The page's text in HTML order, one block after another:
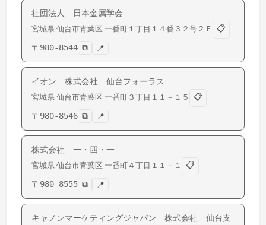
社団法人 日本金属学会
宮城県 仙台市青葉区 一番町 １丁目１４番３２号２Ｆ
📋
〒 980-8544 ⧉ 📍
イオン 株式会社 仙台フォーラス
宮城県 仙台市青葉区 一番町 ３丁目１１－１５
📋
〒 980-8546 ⧉ 📍
株式会社 一・四・一
宮城県 仙台市青葉区 一番町 ４丁目１１－１
📋
〒 980-8555 ⧉ 📍
キャノンマーケティングジャパン 株式会社 仙台支